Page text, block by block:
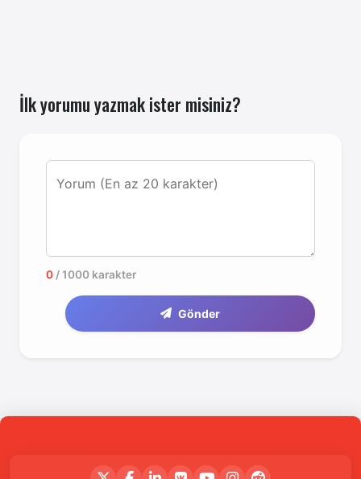
İlk yorumu yazmak ister misiniz?
Yorum (En az 20 karakter)
0 / 1000 karakter
Gönder